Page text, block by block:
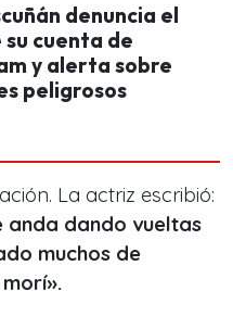
denuncia el
cuenta de
y alerta sobre
peligrosos
La actriz escribió:
anda dando vueltas
muchos de